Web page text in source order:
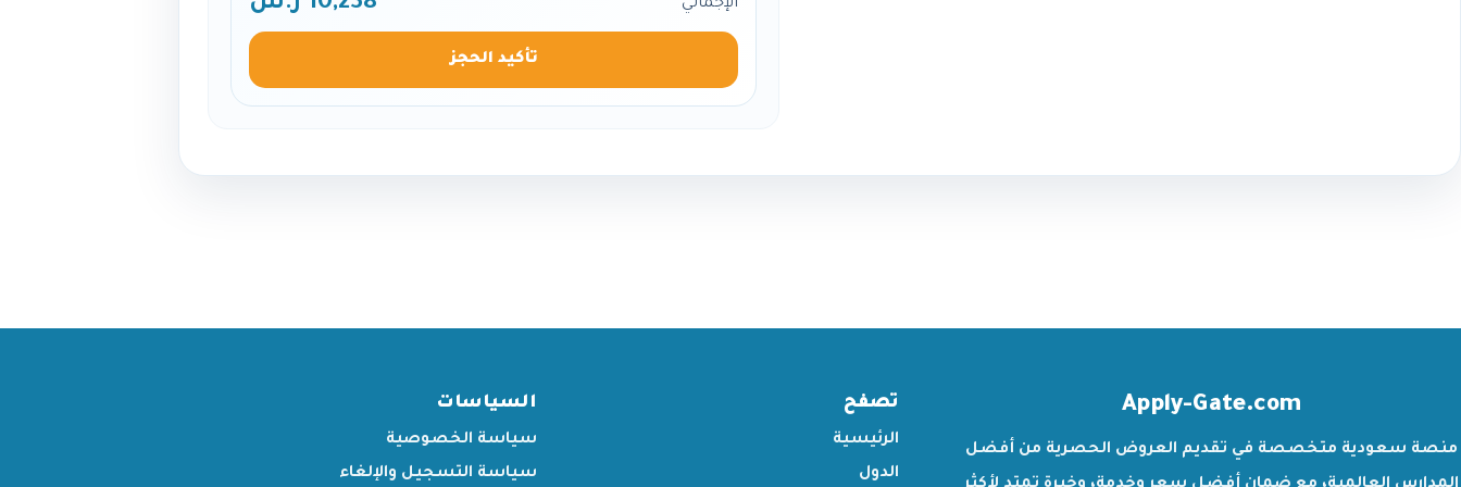
الإجمالي
تأكيد الحجز
Apply-Gate.com
منصة سعودية متخصصة في تقديم العروض الحصرية من أفضل
تصفح
الرئيسية
الدول
السياسات
سياسة الخصوصية
سياسة التسجيل والإلغاء